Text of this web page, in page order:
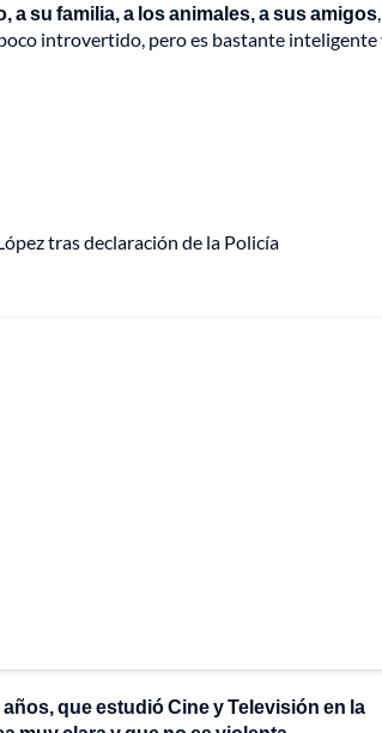
su familia, a los animales, a sus amigos
introvertido, pero es bastante inteligente
tras declaración de la Policía
que estudió Cine y Televisión en la